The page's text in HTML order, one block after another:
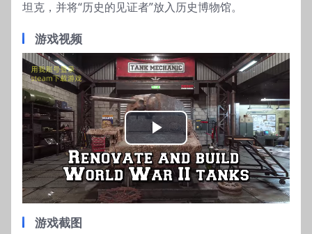
坦克，并将“历史的见证者”放入历史博物馆。
游戏视频
Play
Video
游戏截图